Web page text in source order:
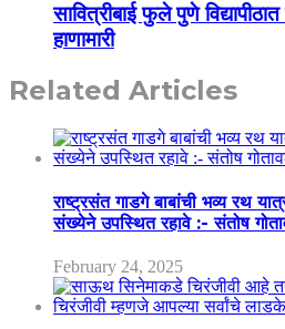
सावित्रीबाई फुले पुणे
हाणामारी
Related Articles
राष्ट्रसंत गाडगे बाबांची भव्य रथ
संख्येने उपस्थित रहावे :- संतोष
February 24, 2025